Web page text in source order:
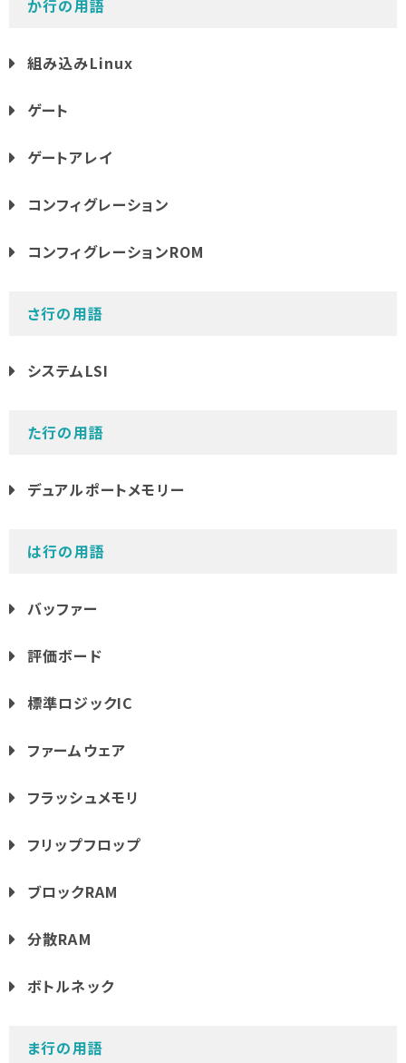
か行の用語
組み込みLinux
ゲート
ゲートアレイ
コンフィグレーション
コンフィグレーションROM
さ行の用語
システムLSI
た行の用語
デュアルポートメモリー
は行の用語
バッファー
評価ボード
標準ロジックIC
ファームウェア
フラッシュメモリ
フリップフロップ
ブロックRAM
分散RAM
ボトルネック
ま行の用語